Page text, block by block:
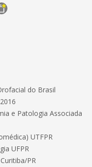
do Brasil
e Patologia Associada
UTFPR
UFPR
PR